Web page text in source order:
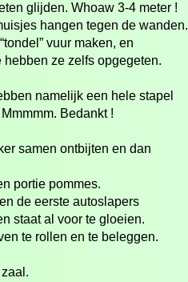
glijden. Whoaw 3-4 meter !
hangen tegen de wanden.
vuur maken, en
ze zelfs opgegeten.
namelijk een hele stapel
Bedankt !
samen ontbijten en dan
portie pommes.
de eerste autoslapers
staat al voor te gloeien.
te rollen en te beleggen.